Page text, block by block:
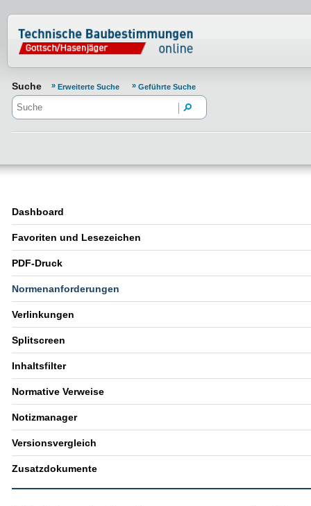
Normenportal Barrierefreiheit
Suche Erweiterte Suche Geführte Suche
Dashboard
Favoriten und Lesezeichen
PDF-Druck
Normenanforderungen
Verlinkungen
Splitscreen
Inhaltsfilter
Normative Verweise
Notizmanager
Versionsvergleich
Zusatzdokumente